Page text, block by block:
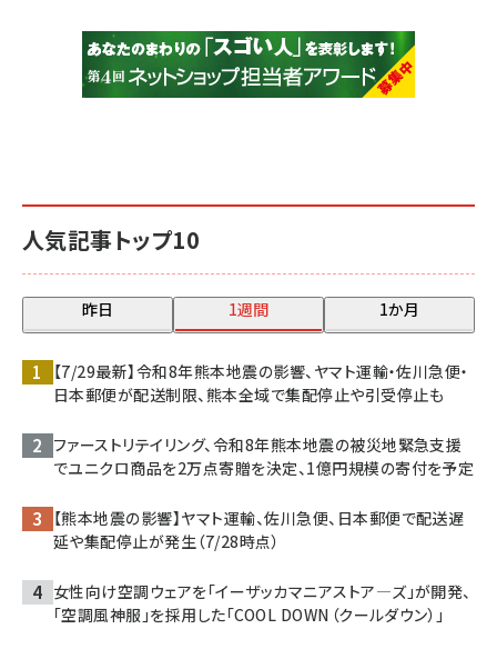
人気記事トップ10
昨日 1週間 1か月
【7/29最新】令和8年熊本地震の影響、ヤマト運輸・佐川急便・
日本郵便が配送制限、熊本全域で集配停止や引受停止も
ファーストリテイリング、令和8年熊本地震の被災地緊急支援
でユニクロ商品を2万点寄贈を決定、1億円規模の寄付を予定
【熊本地震の影響】ヤマト運輸、佐川急便、日本郵便で配送遅
延や集配停止が発生（7/28時点）
女性向け空調ウェアを「イーザッカマニアストア―ズ」が開発、
「空調風神服」を採用した「COOL DOWN（クールダウン）」